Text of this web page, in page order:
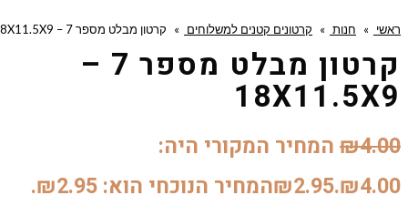
ראשי חנות קרטונים קטנים למשלוחים קרטון מבלט מספר 7 – 18X11.5X9
קרטון מבלט מספר 7 –
18X11.5X9
₪4.00
המחיר המקורי היה:
₪4.00.
₪2.95 המחיר הנוכחי הוא: ₪2.95.